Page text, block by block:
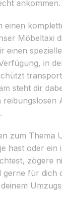
ankommen.
einen
Möbeltaxi
einen
in
steht dir
zum Thema
hast oder ein
zögere
gerne für dich